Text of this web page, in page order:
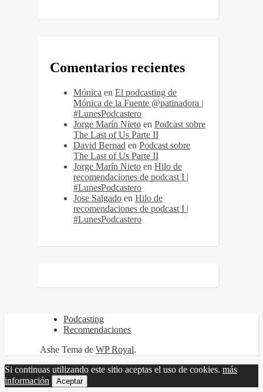
Comentarios recientes
Mónica en El podcasting de
Mónica de la Fuente @patinadora |
#LunesPodcastero
Jorge Marín Nieto en Podcast sobre
The Last of Us Parte II
David Bernad en Podcast sobre
The Last of Us Parte II
Jorge Marín Nieto en Hilo de
recomendaciones de podcast I |
#LunesPodcastero
Jose Salgado en Hilo de
recomendaciones de podcast I |
#LunesPodcastero
Podcasting
Recomendaciones
Ashe Tema de WP Royal.
Si continuas utilizando este sitio aceptas el uso de cookies. más
información
Aceptar